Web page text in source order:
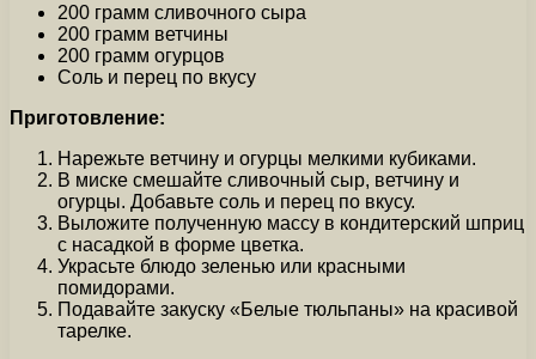
200 грамм сливочного сыра
200 грамм ветчины
200 грамм огурцов
Соль и перец по вкусу
Приготовление:
Нарежьте ветчину и огурцы мелкими кубиками.
В миске смешайте сливочный сыр, ветчину и
огурцы. Добавьте соль и перец по вкусу.
Выложите полученную массу в кондитерский шприц
с насадкой в форме цветка.
Украсьте блюдо зеленью или красными
помидорами.
Подавайте закуску «Белые тюльпаны» на красивой
тарелке.